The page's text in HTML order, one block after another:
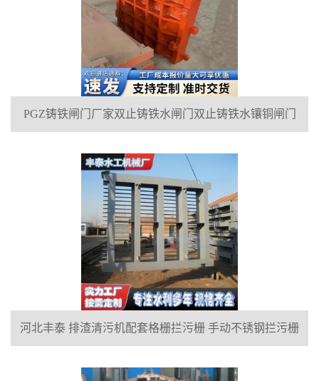
PGZ铸铁闸门厂家双止铸铁水闸门双止铸铁水镶铜闸门
河北丰泰 排渣清污机配套格栅拦污栅 手动不锈钢拦污栅